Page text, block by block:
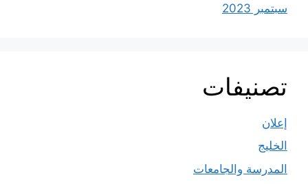
سبتمبر 2023
تصنيفات
إعلان
الخليج
المدرسة والجامعات